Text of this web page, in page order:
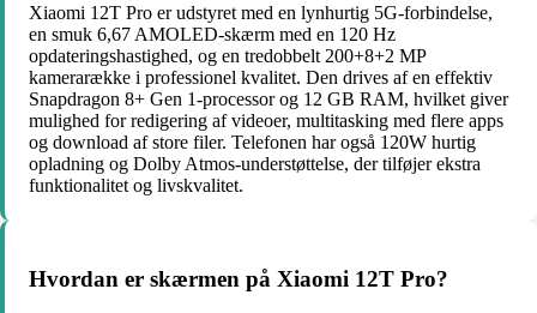
Xiaomi 12T Pro er udstyret med en lynhurtig 5G-forbindelse,
en smuk 6,67 AMOLED-skærm med en 120 Hz
opdateringshastighed, og en tredobbelt 200+8+2 MP
kamerarække i professionel kvalitet. Den drives af en effektiv
Snapdragon 8+ Gen 1-processor og 12 GB RAM, hvilket giver
mulighed for redigering af videoer, multitasking med flere apps
og download af store filer. Telefonen har også 120W hurtig
opladning og Dolby Atmos-understøttelse, der tilføjer ekstra
funktionalitet og livskvalitet.
Hvordan er skærmen på Xiaomi 12T Pro?